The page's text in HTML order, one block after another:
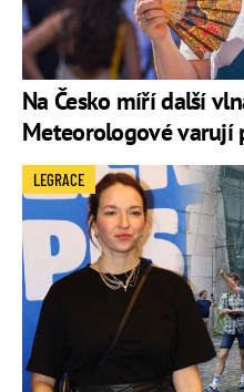
Na Česko míří další
Meteorologové varují
LEGRACE